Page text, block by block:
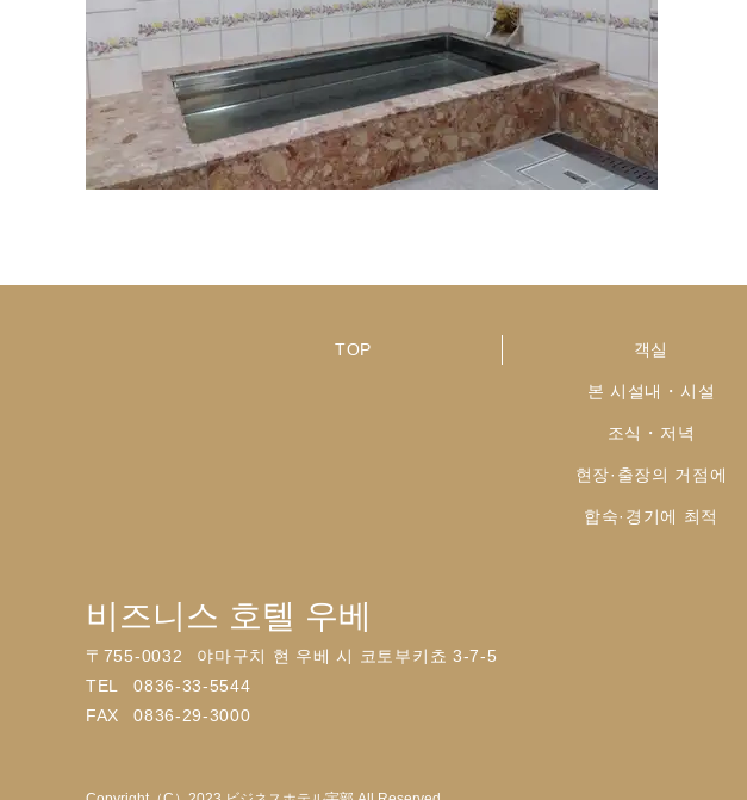
TOP 객실
본 시설내・시설
조식・저녁
현장·출장의 거점에
합숙·경기에 최적
비즈니스 호텔 우베
〒 755-0032
야마구치 현 우베 시 코토부키쵸 3-7-5
TEL
0836-33-5544
FAX
0836-29-3000